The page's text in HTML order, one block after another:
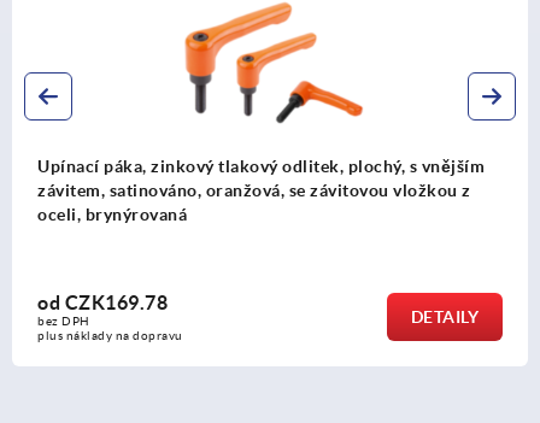
Upínací páka ze zinkového tlakového odlitku s vnitřním
závitem a krytkou, satinovaná, čistě oranžová, vložka do
závitu z nerezové oceli
odCZK252.20
bez DPH
plus náklady na dopravu
DETAILY